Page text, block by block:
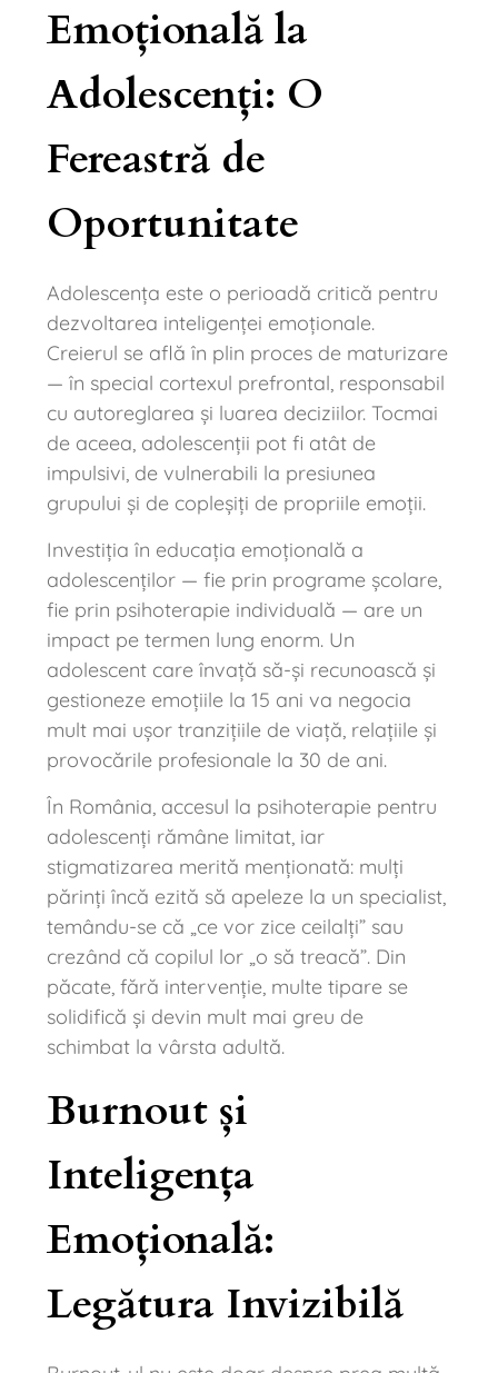
Emoțională la
Adolescenți: O
Fereastră de
Oportunitate
Adolescența este o perioadă critică pentru
dezvoltarea inteligenței emoționale.
Creierul se află în plin proces de maturizare
— în special cortexul prefrontal, responsabil
cu autoreglarea și luarea deciziilor. Tocmai
de aceea, adolescenții pot fi atât de
impulsivi, de vulnerabili la presiunea
grupului și de copleșiți de propriile emoții.
Investiția în educația emoțională a
adolescenților — fie prin programe școlare,
fie prin psihoterapie individuală — are un
impact pe termen lung enorm. Un
adolescent care învață să-și recunoască și
gestioneze emoțiile la 15 ani va negocia
mult mai ușor tranzițiile de viață, relațiile și
provocările profesionale la 30 de ani.
În România, accesul la psihoterapie pentru
adolescenți rămâne limitat, iar
stigmatizarea merită menționată: mulți
părinți încă ezită să apeleze la un specialist,
temându-se că „ce vor zice ceilalți” sau
crezând că copilul lor „o să treacă”. Din
păcate, fără intervenție, multe tipare se
solidifică și devin mult mai greu de
schimbat la vârsta adultă.
Burnout și
Inteligența
Emoțională:
Legătura Invizibilă